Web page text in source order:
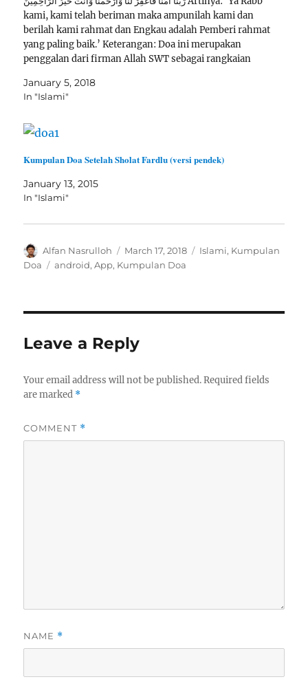
kami, kami telah beriman maka ampunilah kami dan
berilah kami rahmat dan Engkau adalah Pemberi rahmat
yang paling baik.’ Keterangan: Doa ini merupakan
penggalan dari firman Allah SWT sebagai rangkaian
ingin keluar…
January 5, 2018
In "Islami"
Kumpulan Doa Setelah Sholat Fardlu (versi pendek)
January 13, 2015
In "Islami"
Author
Alfan Nasrulloh
Posted
on
March 17, 2018 Categories
Islami, Kumpulan
Doa
Tags
android,App, Kumpulan Doa
Leave a Reply
Your email address will not be published. Required fields
are marked *
COMMENT *
NAME *